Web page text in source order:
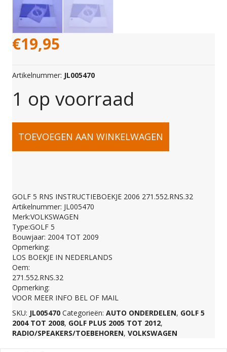
€19,95
Artikelnummer: JL005470
1 op voorraad
GOLF
RNS
INSTRUCTIEBOEKJE
2006
271.552.RNS.32
aantal
TOEVOEGEN AAN WINKELWAGEN
GOLF 5 RNS INSTRUCTIEBOEKJE 2006 271.552.RNS.32
Artikelnummer: JL005470
Merk:VOLKSWAGEN
Type:GOLF 5
Bouwjaar: 2004 TOT 2009
Opmerking:
LOS BOEKJE IN NEDERLANDS
Oem:
271.552.RNS.32
Opmerking:
VOOR MEER INFO BEL OF MAIL
SKU: JL005470 Categorieën: AUTO ONDERDELEN, GOLF 5
2004 TOT 2008, GOLF PLUS 2005 TOT 2012,
RADIO/SPEAKERS/TOEBEHOREN, VOLKSWAGEN